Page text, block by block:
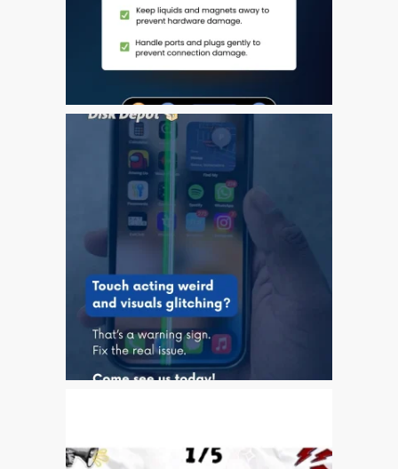
“Facebook Repairs”
High-Speed Guaranteed
Service Options
iPhone and iPad Charging
Problem Repair
it (Italiano)
Apple iPad Tablet
Riparazione
Caricabatterie per Apple
Alimentatori
Computer Apple Mac
ricondizionati a Dundee
Contattaci
Manifesto pubblicitario –